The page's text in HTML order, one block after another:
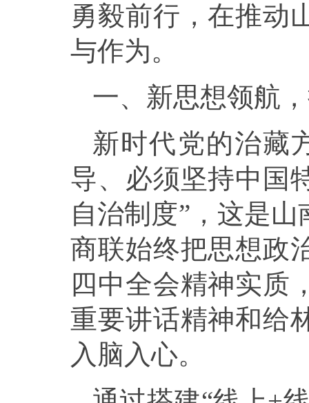
勇毅前行，在推动
与作为。
一、新思想领航
新时代党的治藏
导、必须坚持中国
自治制度”，这是
商联始终把思想政
四中全会精神实质
重要讲话精神和给
入脑入心。